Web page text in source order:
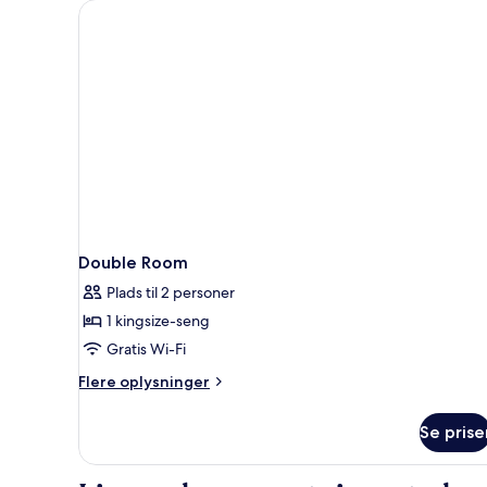
Double Room
Plads til 2 personer
1 kingsize-seng
Gratis Wi-Fi
Flere oplysninger
Flere
Room
Se